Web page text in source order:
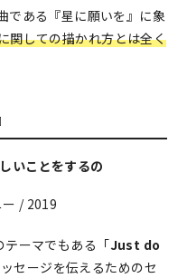
である『星に願いを』に象
関しての描かれ方とは全く
いことをするの
/ 2019
テーマでもある「Just do
セージを伝えるためのセ